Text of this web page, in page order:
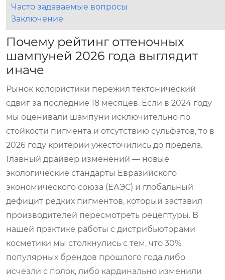
Часто задаваемые вопросы
Заключение
Почему рейтинг оттеночных
шампуней 2026 года выглядит
иначе
Рынок колористики пережил тектонический
сдвиг за последние 18 месяцев. Если в 2024 году
мы оценивали шампуни исключительно по
стойкости пигмента и отсутствию сульфатов, то в
2026 году критерии ужесточились до предела.
Главный драйвер изменений — новые
экологические стандарты Евразийского
экономического союза (ЕАЭС) и глобальный
дефицит редких пигментов, который заставил
производителей пересмотреть рецептуры. В
нашей практике работы с дистрибьюторами
косметики мы столкнулись с тем, что 30%
популярных брендов прошлого года либо
исчезли с полок, либо кардинально изменили